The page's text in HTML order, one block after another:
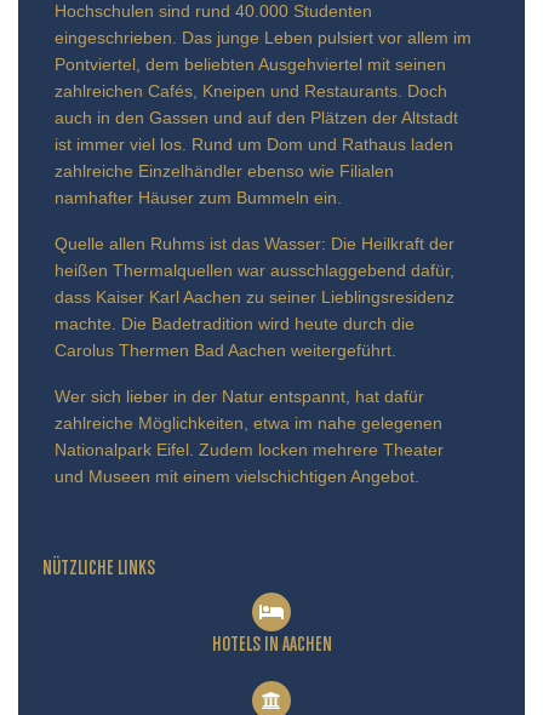
Hochschulen sind rund 40.000 Studenten
eingeschrieben. Das junge Leben pulsiert vor allem im
Pontviertel, dem beliebten Ausgehviertel mit seinen
zahlreichen Cafés, Kneipen und Restaurants. Doch
auch in den Gassen und auf den Plätzen der Altstadt
ist immer viel los. Rund um Dom und Rathaus laden
zahlreiche Einzelhändler ebenso wie Filialen
namhafter Häuser zum Bummeln ein.
Quelle allen Ruhms ist das Wasser: Die Heilkraft der
heißen Thermalquellen war ausschlaggebend dafür,
dass Kaiser Karl Aachen zu seiner Lieblingsresidenz
machte. Die Badetradition wird heute durch die
Carolus Thermen Bad Aachen weitergeführt.
Wer sich lieber in der Natur entspannt, hat dafür
zahlreiche Möglichkeiten, etwa im nahe gelegenen
Nationalpark Eifel. Zudem locken mehrere Theater
und Museen mit einem vielschichtigen Angebot.
NÜTZLICHE LINKS
HOTELS IN AACHEN